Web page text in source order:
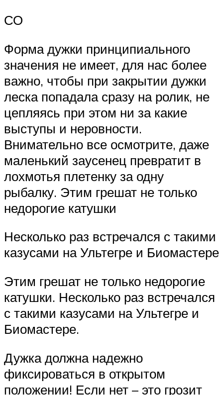
СО
Форма дужки принципиального
значения не имеет, для нас более
важно, чтобы при закрытии дужки
леска попадала сразу на ролик, не
цепляясь при этом ни за какие
выступы и неровности.
Внимательно все осмотрите, даже
маленький заусенец превратит в
лохмотья плетенку за одну
рыбалку. Этим грешат не только
недорогие катушки
Несколько раз встречался с такими
казусами на Ультегре и Биомастере
Этим грешат не только недорогие
катушки. Несколько раз встречался
с такими казусами на Ультегре и
Биомастере.
Дужка должна надежно
фиксироваться в открытом
положении! Если нет – это грозит